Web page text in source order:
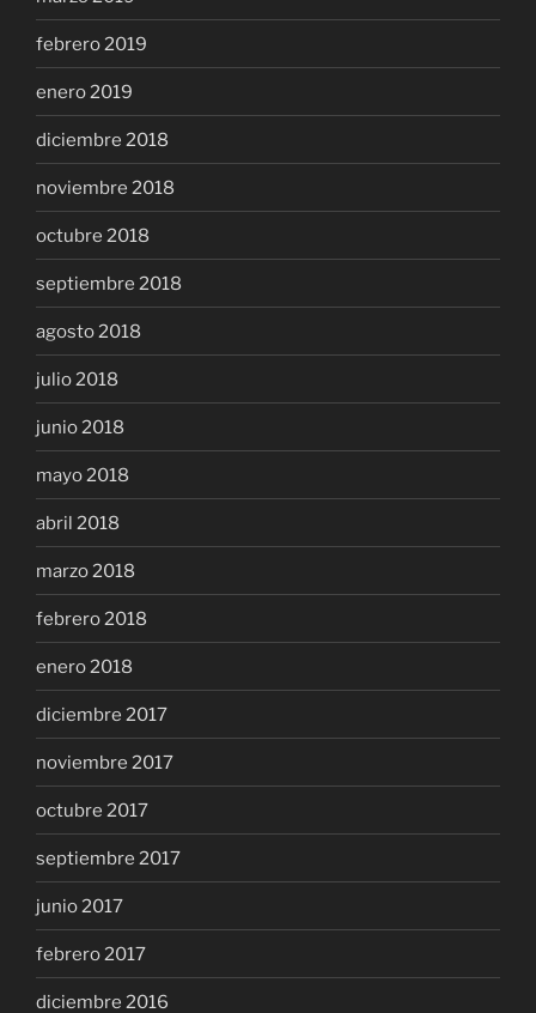
febrero 2019
enero 2019
diciembre 2018
noviembre 2018
octubre 2018
septiembre 2018
agosto 2018
julio 2018
junio 2018
mayo 2018
abril 2018
marzo 2018
febrero 2018
enero 2018
diciembre 2017
noviembre 2017
octubre 2017
septiembre 2017
junio 2017
febrero 2017
diciembre 2016